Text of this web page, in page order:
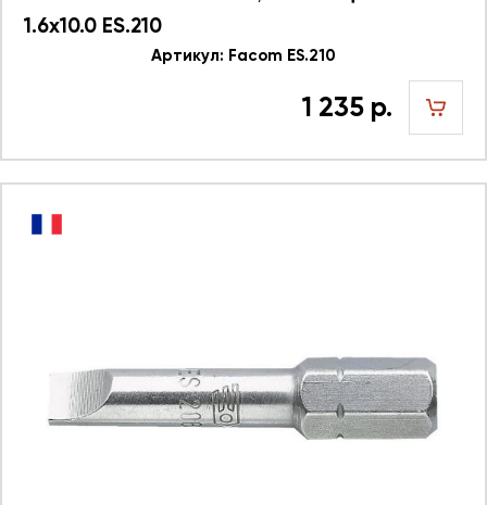
1.6х10.0 ES.210
Артикул: Facom ES.210
1 235 р.